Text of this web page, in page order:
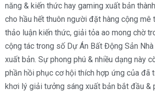
năng & kiến thức hay gaming xuất bản
cho hầu hết thuôn người đặt hàng cộng mê
thảo luận kiến thức, giải tỏa ao mong chờ
cộng tác trong số Dự Án Bất Động Sản
xuất bản. Sự phong phú & nhiều dạng này
phần hồi phục cơ hội thích hợp ứng của đã
khơi lý giải tưởng sáng xuất bản bắt đầu &